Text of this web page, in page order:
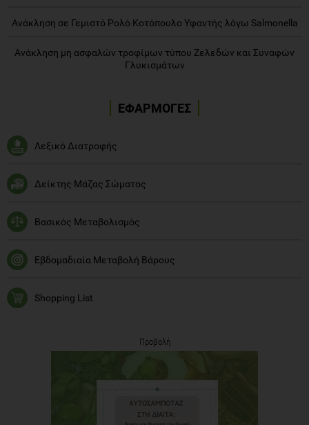
Ανάκληση σε Γεμιστό Ρολό Κοτόπουλο Υφαντής λόγω Salmonella
Ανάκληση μη ασφαλών τροφίμων τύπου Ζελεδών και Συναφών
Γλυκισμάτων
ΕΦΑΡΜΟΓΕΣ
Λεξικό Διατροφής
Δείκτης Μάζας Σώματος
Βασικός Μεταβολισμός
Εβδομαδιαία Μεταβολή Βάρους
Shopping List
Προβολή